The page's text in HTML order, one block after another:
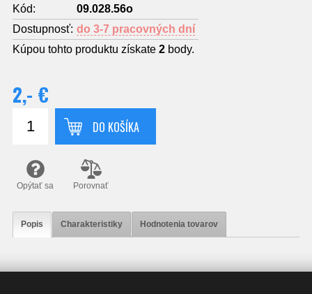
Kód:
09.028.56o
Dostupnosť: do 3-7 pracovných dní
Kúpou tohto produktu získate 2 body.
2,- €
DO KOŠÍKA
Opýtať sa Porovnať
Popis Charakteristiky Hodnotenia tovarov